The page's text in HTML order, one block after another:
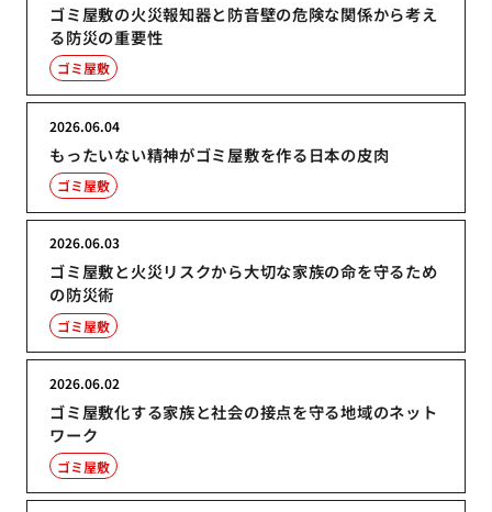
ゴミ屋敷の火災報知器と防音壁の危険な関係から考え
る防災の重要性
ゴミ屋敷
もったいない精神がゴミ屋敷を作る日本の皮肉
2026.06.04
ゴミ屋敷
ゴミ屋敷と火災リスクから大切な家族の命を守るため
の防災術
2026.06.03
ゴミ屋敷
ゴミ屋敷化する家族と社会の接点を守る地域のネット
ワーク
2026.06.02
ゴミ屋敷